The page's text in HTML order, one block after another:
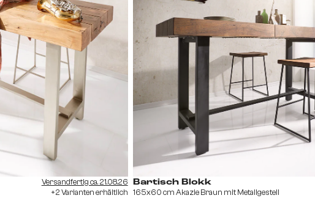
Versandfertig ca. 21.08.26
+2 Varianten erhältlich
Bartisch Blokk
165x60 cm Akazie Braun mit Metallgestell